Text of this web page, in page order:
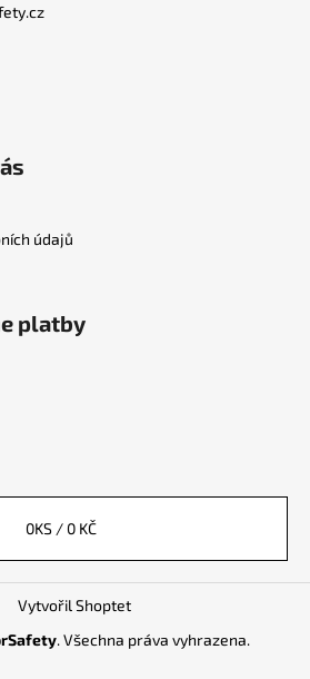
údajů
platby
0KS / 0 KČ
Vytvořil Shoptet
. Všechna práva vyhrazena.